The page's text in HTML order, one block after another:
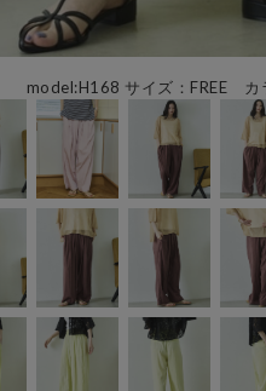
model:H168 サイズ：FREE カ